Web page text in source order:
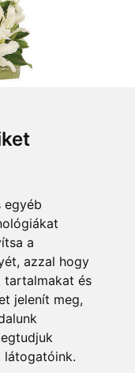
egyéb
a
azzal hogy
tartalmakat és
jelenít meg,
látogatóink.